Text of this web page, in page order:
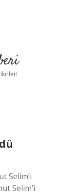
Selim’i
Selim’i